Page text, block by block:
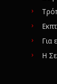
Για
Η